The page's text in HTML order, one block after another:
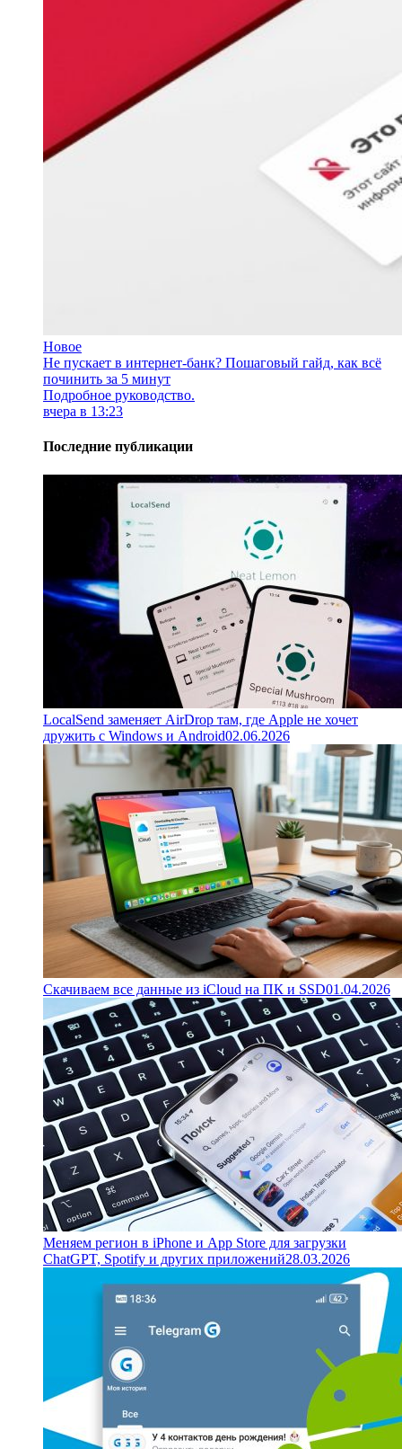
Новое
Не пускает в интернет-банк? Пошаговый гайд, как всё
починить за 5 минут
Подробное руководство.
вчера в 13:23
Последние публикации
LocalSend заменяет AirDrop там, где Apple не хочет
дружить с Windows и Android02.06.2026
Скачиваем все данные из iCloud на ПК и SSD01.04.2026
Меняем регион в iPhone и App Store для загрузки
ChatGPT, Spotify и других приложений28.03.2026